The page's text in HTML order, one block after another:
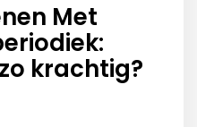
Met
krachtig?